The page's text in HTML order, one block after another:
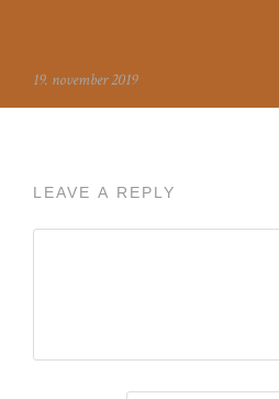
19. november 2019
LEAVE A REPLY